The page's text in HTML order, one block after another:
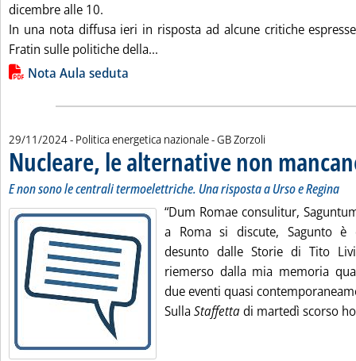
dicembre alle 10.
In una nota diffusa ieri in risposta ad alcune critiche
Fratin sulle politiche della...
Lista allegati PDF alla notizia
Nota Aula seduta
29/11/2024- Politica energetica nazionale -di:
GB Zorzoli
Nucleare, le alternative non
E non sono le centrali termoelettriche. Una risposta a Urso e Regina
“Dum Romae consulitur,
a Roma si discute, Sagunto è
desunto dalle Storie di Tito
riemerso dalla mia memoria
due eventi quasi
SullaStaffettadi martedì scorso